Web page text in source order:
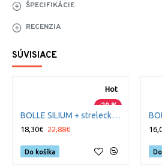
ŠPECIFIKÁCIE
RECENZIA
SÚVISIACE
Hot
-20 %
BOLLE SILIUM + strelecké okuliare tmavé
18,30€ 22,88€
Do košíka